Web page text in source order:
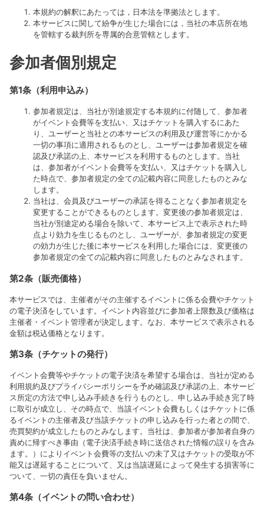
本規約の解釈にあたっては，日本法を準拠法とします。
本サービスに関して紛争が生じた場合には，当社の本店所在地
を管轄する裁判所を専属的合意管轄とします。
参加者個別規定
第1条（利用申込み）
参加者規定は、当社が別途規定する本規約に付随して、参加者
がイベント会費等を支払い、又はチケットを購入するにあた
り、ユーザーと当社との本サービスの利用及び運営等にかかる
一切の事項に適用されるものとし、ユーザーは参加者規定を確
認及び承諾の上、本サービスを利用するものとします。当社
は、参加者がイベント会費等を支払い、又はチケットを購入し
た時点で、参加者規定の全ての記載内容に同意したものとみな
します。
当社は、会員及びユーザーの承諾を得ることなく参加者規定を
変更することができるものとします。変更後の参加者規定は、
当社が別途定める場合を除いて、本サービス上で表示された時
点より効力を生じるものとし、ユーザーが、参加者規定の変更
の効力が生じた後に本サービスを利用した場合には、変更後の
参加者規定の全ての記載内容に同意したものとみなされます。
第2条（販売価格）
本サービスでは、主催者がその主催するイベントに係る会費やチケット
の電子決済をしています。イベント内容並びに参加者上限数及び価格は
主催者・イベント管理者が決定します。なお、本サービスで表示される
金額は税込価格となります。
第3条（チケットの発行）
イベント会費等やチケットの電子決済を希望する場合は、当社が定める
利用規約及びプライバシーポリシーを予め確認及び承諾の上、本サービ
ス所定の方法で申し込み手続きを行うものとし、申し込み手続き完了時
に取引が成立し、その時点で、当該イベント会費もしくはチケットに係
るイベントの主催者及び当該チケットの申し込みを行った者との間で、
売買契約が成立したものとみなします。当社は、参加者が参加者自身の
責めに帰すべき事由（電子決済手続き時に送信された情報の誤りを含み
ます。）によりイベント会費等の支払いの未了又はチケットの受取が不
能又は遅延することについて、又は当該遅延によって発生する損害等に
ついて、一切の責任を負いません。
第4条（イベントの問い合わせ）